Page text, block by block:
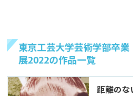
東京工芸大学芸術学部卒
展2022の作品一覧
距離のな